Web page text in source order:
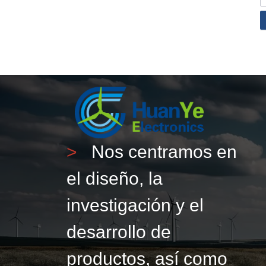
>
Nos centramos en
el diseño, la
investigación y el
desarrollo de
productos, así como